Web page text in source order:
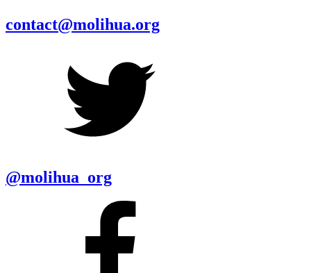
contact@molihua.org
@molihua_org